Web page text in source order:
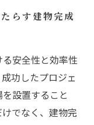
らす建物完成
安全性と効率性
功したプロジェ
設置すること
でなく、建物完